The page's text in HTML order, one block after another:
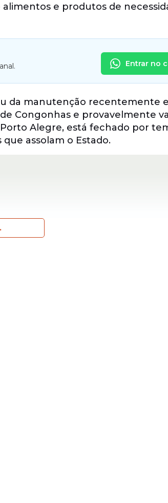
alimentos e produtos de
Entrar no
da manutenção recentemente
Congonhas e provavelmente
Alegre, está fechado por
assolam o Estado.